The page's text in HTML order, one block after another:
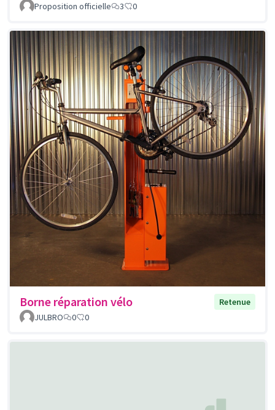
Proposition officielle 3 0
Borne réparation vélo
Retenue
JULBRO
0 0